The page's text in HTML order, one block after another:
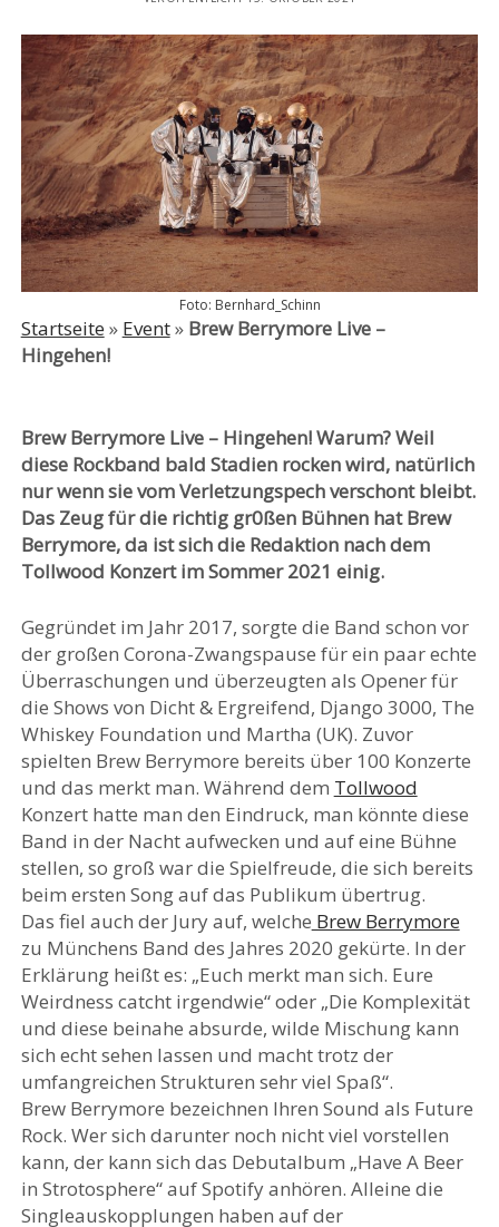
Foto: Bernhard_Schinn
Startseite » Event» Brew Berrymore Live –
Hingehen!
Brew Berrymore Live – Hingehen! Warum? Weil
diese Rockband bald Stadien rocken wird, natürlich
nur wenn sie vom Verletzungspech verschont bleibt.
Das Zeug für die richtig gr0ßen Bühnen hat Brew
Berrymore, da ist sich die Redaktion nach dem
Tollwood Konzert im Sommer 2021 einig.
Gegründet im Jahr 2017, sorgte die Band schon vor
der großen Corona-Zwangspause für ein paar echte
Überraschungen und überzeugten als Opener für
die Shows von Dicht & Ergreifend, Django 3000, The
Whiskey Foundation und Martha (UK). Zuvor
spielten Brew Berrymore bereits über 100 Konzerte
und das merkt man. Während dem Tollwood
Konzert hatte man den Eindruck, man könnte diese
Band in der Nacht aufwecken und auf eine Bühne
stellen, so groß war die Spielfreude, die sich bereits
beim ersten Song auf das Publikum übertrug.
Das fiel auch der Jury auf, welche Brew Berrymore
zu Münchens Band des Jahres 2020 gekürte. In der
Erklärung heißt es: „Euch merkt man sich. Eure
Weirdness catcht irgendwie“ oder „Die Komplexität
und diese beinahe absurde, wilde Mischung kann
sich echt sehen lassen und macht trotz der
umfangreichen Strukturen sehr viel Spaß“.
Brew Berrymore bezeichnen Ihren Sound als Future
Rock. Wer sich darunter noch nicht viel vorstellen
kann, der kann sich das Debutalbum „Have A Beer
in Strotosphere“ auf Spotify anhören. Alleine die
Singleauskopplungen haben auf der